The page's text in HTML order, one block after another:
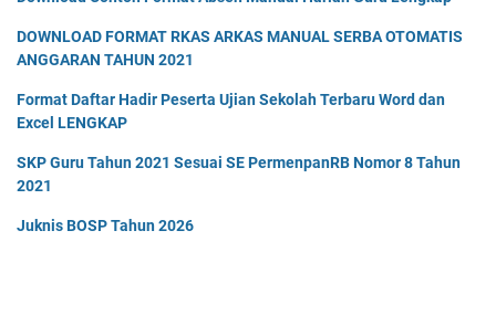
DOWNLOAD FORMAT RKAS ARKAS MANUAL SERBA OTOMATIS
ANGGARAN TAHUN 2021
Format Daftar Hadir Peserta Ujian Sekolah Terbaru Word dan
Excel LENGKAP
SKP Guru Tahun 2021 Sesuai SE PermenpanRB Nomor 8 Tahun
2021
Juknis BOSP Tahun 2026